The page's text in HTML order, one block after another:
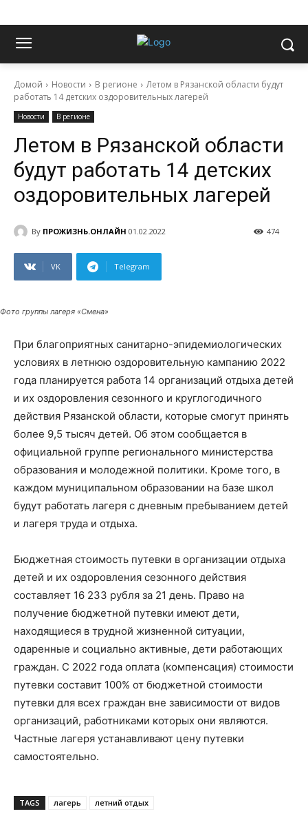
Домой Новости В регионе
Летом в Рязанской области будут
работать 14 детских оздоровительных лагерей
Новости В регионе
Летом в Рязанской области
будут работать 14 детских
оздоровительных лагерей
By ПРОЖИЗНЬ.ОНЛАЙН 01.02.2022 474
VK Telegram
Фото группы лагеря «Смена»
При благоприятных санитарно-эпидемиологических
условиях в летнюю оздоровительную кампанию 2022
года планируется работа 14 организаций отдыха детей
и их оздоровления сезонного и круглогодичного
действия Рязанской области, которые смогут принять
более 9,5 тысяч детей. Об этом сообщается в
официальной группе регионального министерства
образования и молодежной политики. Кроме того, в
каждом муниципальном образовании на базе школ
будут работать лагеря с дневным пребыванием детей
и лагеря труда и отдыха.
Бюджетная стоимость путевки в организации отдыха
детей и их оздоровления сезонного действия
составляет 16 233 рубля за 21 день. Право на
получение бюджетной путевки имеют дети,
находящиеся в трудной жизненной ситуации,
одаренные и социально активные, дети работающих
граждан. С 2022 года оплата (компенсация) стоимости
путевки составит 100% от бюджетной стоимости
путевки для всех граждан вне зависимости от видов
организаций, работниками которых они являются.
Частные лагеря устанавливают цену путевки
самостоятельно.
TAGS лагерь летний отдых